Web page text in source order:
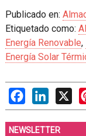
Publicado en:
Etiquetado como:
Energía Renovable,
Energía Solar
FacebookLinkedIn
X
NEWSLETTER